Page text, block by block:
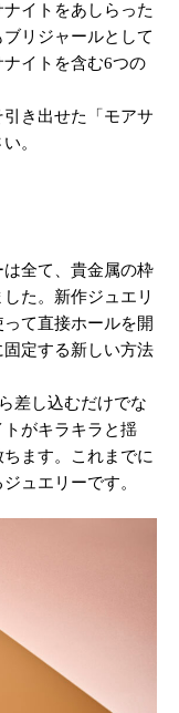
イトをあしらった
リジャールとして
イトを含む6つの
き出せた「モアサ
。
全て、貴金属の枠
た。新作ジュエリ
て直接ホールを開
定する新しい方法
差し込むだけでな
トがキラキラと揺
ます。これまでに
ュエリーです。